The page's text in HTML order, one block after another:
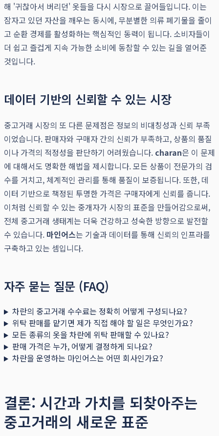
해 '귀찮아서 버리던' 옷들을 다시 시장으로 끌어들입니다. 이는
잠자고 있던 자산을 깨우는 동시에, 무분별한 의류 폐기물을 줄이
고 순환 경제를 활성화하는 핵심적인 동력이 됩니다. 소비자들이
더 쉽고 즐겁게 지속 가능한 소비에 동참할 수 있는 길을 열어준
것입니다.
데이터 기반의 신뢰할 수 있는 시장
중고거래 시장의 또 다른 문제점은 정보의 비대칭성과 신뢰 부족
이었습니다. 판매자와 구매자 간의 신뢰가 부족하고, 상품의 품질
이나 가격의 적정성을 판단하기 어려웠습니다. charan은 이 문제
에 대해서도 명확한 해법을 제시합니다. 모든 상품이 전문가의 검
수를 거치고, 체계적인 관리를 통해 품질이 보증됩니다. 또한, 데
이터 기반으로 책정된 투명한 가격은 구매자에게 신뢰를 줍니다.
이처럼 신뢰할 수 있는 중개자가 시장의 표준을 만들어감으로써,
전체 중고거래 생태계는 더욱 건강하고 성숙한 방향으로 발전할
수 있습니다. 마인어스는 기술과 데이터를 통해 신뢰의 인프라를
구축하고 있는 셈입니다.
자주 묻는 질문 (FAQ)
차란의 중고거래 수수료는 정확히 어떻게 구성되나요?
위탁 판매를 맡기면 제가 직접 해야 할 일은 무엇인가요?
모든 종류의 옷을 차란에 위탁 판매할 수 있나요?
판매 가격은 누가, 어떻게 결정하게 되나요?
차란을 운영하는 마인어스는 어떤 회사인가요?
결론: 시간과 가치를 되찾아주는
중고거래의 새로운 표준